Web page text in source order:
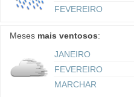
FEVEREIRO
Meses mais ventosos:
JANEIRO
FEVEREIRO
MARCHAR